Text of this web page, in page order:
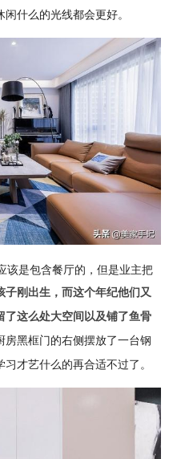
什么的光线都会更好。
该是包含餐厅的，但是业主把
子刚出生，而这个年纪他们又
了这么处大空间以及铺了鱼骨
房黑框门的右侧摆放了一台钢
才艺什么的再合适不过了。